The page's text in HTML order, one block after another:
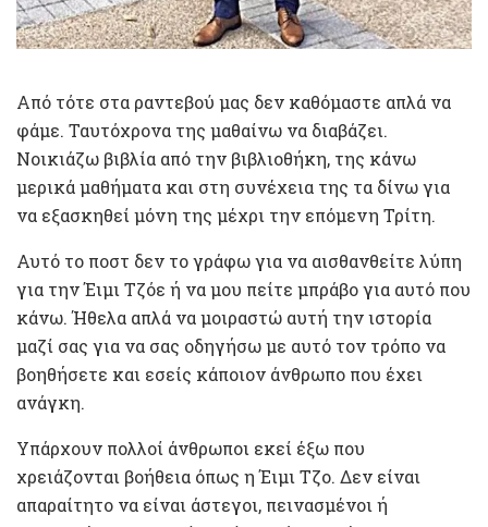
Από τότε στα ραντεβού μας δεν καθόμαστε απλά να
φάμε. Ταυτόχρονα της μαθαίνω να διαβάζει.
Νοικιάζω βιβλία από την βιβλιοθήκη, της κάνω
μερικά μαθήματα και στη συνέχεια της τα δίνω για
να εξασκηθεί μόνη της μέχρι την επόμενη Τρίτη.
Αυτό το ποστ δεν το γράφω για να αισθανθείτε λύπη
για την Έιμι Τζόε ή να μου πείτε μπράβο για αυτό που
κάνω. Ήθελα απλά να μοιραστώ αυτή την ιστορία
μαζί σας για να σας οδηγήσω με αυτό τον τρόπο να
βοηθήσετε και εσείς κάποιον άνθρωπο που έχει
ανάγκη.
Υπάρχουν πολλοί άνθρωποι εκεί έξω που
χρειάζονται βοήθεια όπως η Έιμι Τζο. Δεν είναι
απαραίτητο να είναι άστεγοι, πεινασμένοι ή